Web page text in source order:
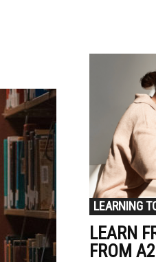
LEARNING
LEARN
FROM